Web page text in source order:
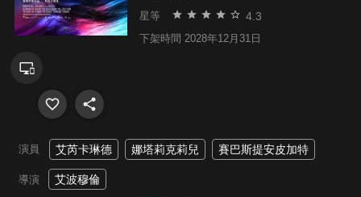
星等 4.3
下架時間 2028年12月31日
演員 艾芮卡琳德 娜塔莉克莉兒 賽巴斯提安皮加特
導演 艾波穆倫